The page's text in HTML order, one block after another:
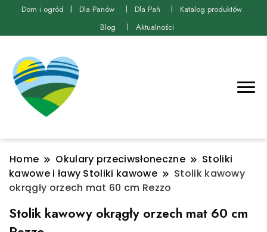
Dom i ogród Dla Panów Dla Pań
Katalog produktów
Blog
Aktualności
Home Okulary przeciwsłoneczne
Stoliki
kawowe i ławy Stoliki kawowe
Stolik kawowy
okrągły orzech mat 60 cm Rezzo
Stolik kawowy okrągły orzech mat 60 cm